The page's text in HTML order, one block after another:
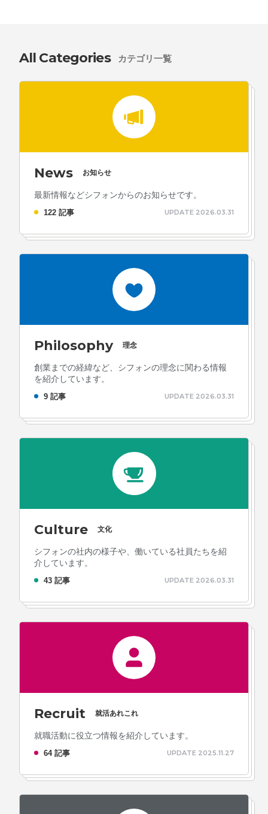
All Categories カテゴリ一覧
News お知らせ
最新情報などシフォンからのお知らせです。
122 記事 UPDATE 2026.03.31
Philosophy 理念
創業までの経緯など、シフォンの理念に関わる情報
を紹介しています。
9 記事 UPDATE 2026.03.31
Culture 文化
シフォンの社内の様子や、働いている社員たちを紹
介しています。
43 記事 UPDATE 2026.03.31
Recruit 就活あれこれ
就職活動に役立つ情報を紹介しています。
64 記事 UPDATE 2025.11.27